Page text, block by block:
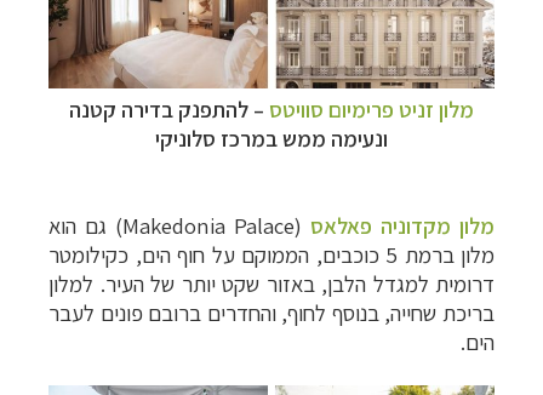
מלון זניט פרימיום סוויטס – להתפנק בדירה קטנה
ונעימה ממש במרכז סלוניקי
מלון מקדוניה פאלאס
(Makedonia Palace) גם הוא
מלון ברמת 5 כוכבים, הממוקם על חוף הים, כקילומטר
דרומית למגדל הלבן, באזור שקט יותר של העיר. למלון
בריכת שחייה, בנוסף לחוף, והחדרים ברובם פונים לעבר
הים.